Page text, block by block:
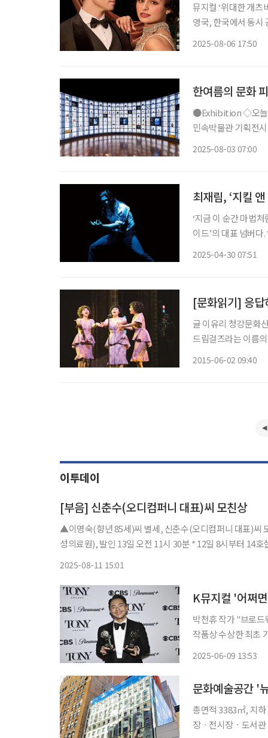
뮤지컬 ‘위대한 개
영국, 한국에서 동시
2025-08-06 17:50
한여름의 문화
●Exhibition ◇오늘도, 기념: 우리가 기념품을 간직하는 이유 일정 9월 14일까지 장소 국립
민속박물관 기획전
2025-08-03 07:00
최재림, ‘지킬
‘지금 이 순간 마법처
이드’의 대표 넘버다
2025-04-30 07:51
[문화읽기] 응답
글 이유리 청강문화산업대학교 뮤지컬
드림걸즈라는 이름
2015-06-02 09:40
이투데이
[부음] 신춘수(오디컴퍼니 대표)씨 모친상
▲이명숙(향년 85세)씨 별세, 신춘수(오디컴퍼니 대표)씨
성의료원), 발인 13일 오전 11시 30분 * 12일 8
2025-08-11 15:01
K뮤지컬 '어쩌
박천휴 작가 "브로
작품상 수상한 최초
2025-06-09 13:53
문화예술공간 '
총면적 3383㎡, 지
장ㆍ전시장ㆍ도서관